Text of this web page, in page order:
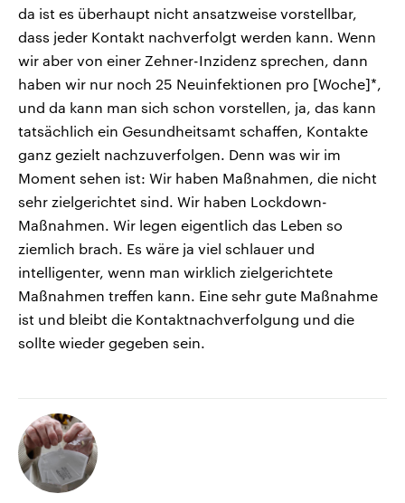
da ist es überhaupt nicht ansatzweise vorstellbar,
dass jeder Kontakt nachverfolgt werden kann. Wenn
wir aber von einer Zehner-Inzidenz sprechen, dann
haben wir nur noch 25 Neuinfektionen pro [Woche]*,
und da kann man sich schon vorstellen, ja, das kann
tatsächlich ein Gesundheitsamt schaffen, Kontakte
ganz gezielt nachzuverfolgen. Denn was wir im
Moment sehen ist: Wir haben Maßnahmen, die nicht
sehr zielgerichtet sind. Wir haben Lockdown-
Maßnahmen. Wir legen eigentlich das Leben so
ziemlich brach. Es wäre ja viel schlauer und
intelligenter, wenn man wirklich zielgerichtete
Maßnahmen treffen kann. Eine sehr gute Maßnahme
ist und bleibt die Kontaktnachverfolgung und die
sollte wieder gegeben sein.